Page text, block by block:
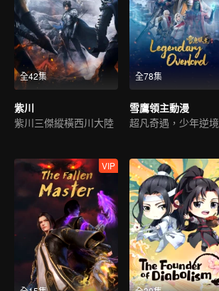
全42集
紫川
紫川三傑縱橫西川大陸
全78集
雪鷹領主動漫
VIP